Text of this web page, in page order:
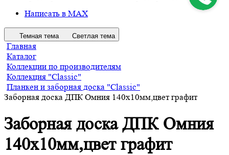
Написать в MAX
Темная тема Светлая тема
Главная
Каталог
Коллекции по производителям
Коллекция "Classic"
Планкен и заборная доска "Classic"
Заборная доска ДПК Омния 140х10мм,цвет графит
Заборная доска ДПК Омния
140х10мм,цвет графит